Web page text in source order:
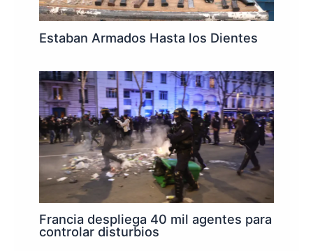
Estaban Armados Hasta los Dientes
Francia despliega 40 mil agentes para
controlar disturbios